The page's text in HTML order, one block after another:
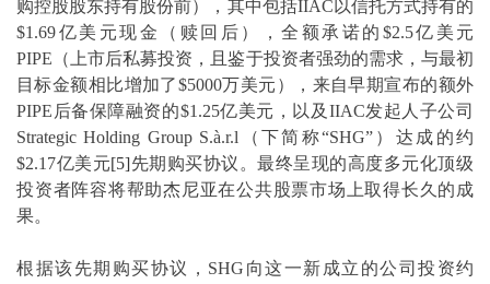
购控股股东持有股份前），其中包括IIAC以信托方式持有的
$1.69亿美元现金（赎回后），全额承诺的$2.5亿美元
PIPE（上市后私募投资，且鉴于投资者强劲的需求，与最初
目标金额相比增加了$5000万美元），来自早期宣布的额外
PIPE后备保障融资的$1.25亿美元，以及IIAC发起人子公司
Strategic Holding Group S.à.r.l（下简称“SHG”）达成的约
$2.17亿美元[5]先期购买协议。最终呈现的高度多元化顶级
投资者阵容将帮助杰尼亚在公共股票市场上取得长久的成
果。
根据该先期购买协议，SHG向这一新成立的公司投资约